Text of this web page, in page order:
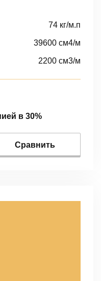
74 кг/м.п
39600 cм4/м
2200 cм3/м
в 30%
Сравнить